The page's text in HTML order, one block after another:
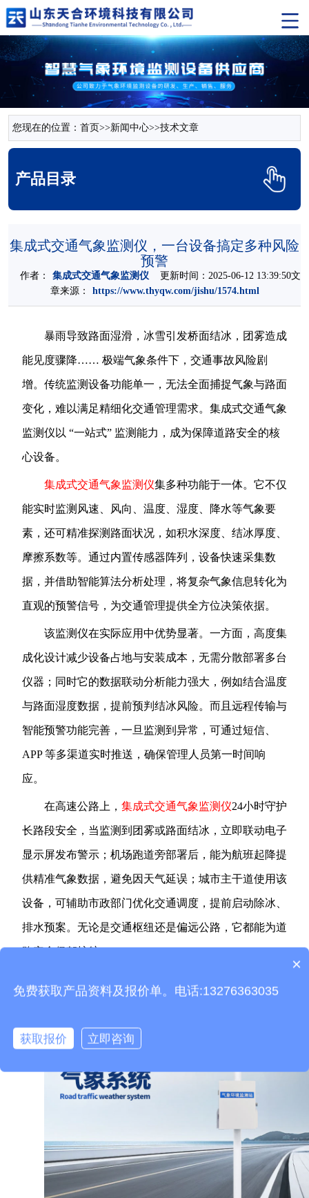
您现在的位置： 首页>>新闻中心>>技术文章
产品目录
集成式交通气象监测仪，一台设备搞定多种风险
预警
作者： 集成式交通气象监测仪更新时间：2025-06-12 13:39:50文
章来源：
https://www.thyqw.com/jishu/1574.html
暴雨导致路面湿滑，冰雪引发桥面结冰，团雾造成
能见度骤降…… 极端气象条件下，交通事故风险剧
增。传统监测设备功能单一，无法全面捕捉气象与路面
变化，难以满足精细化交通管理需求。集成式交通气象
监测仪以 “一站式” 监测能力，成为保障道路安全的核
心设备。
集成式交通气象监测仪集多种功能于一体。它不仅
能实时监测风速、风向、温度、湿度、降水等气象要
素，还可精准探测路面状况，如积水深度、结冰厚度、
摩擦系数等。通过内置传感器阵列，设备快速采集数
据，并借助智能算法分析处理，将复杂气象信息转化为
直观的预警信号，为交通管理提供全方位决策依据。
该监测仪在实际应用中优势显著。一方面，高度集
成化设计减少设备占地与安装成本，无需分散部署多台
仪器；同时它的数据联动分析能力强大，例如结合温度
与路面湿度数据，提前预判结冰风险。而且远程传输与
智能预警功能完善，一旦监测到异常，可通过短信、
APP 等多渠道实时推送，确保管理人员第一时间响
应。
在高速公路上， 集成式交通气象监测仪24小时守护
长路段安全，当监测到团雾或路面结冰，立即联动电子
显示屏发布警示；机场跑道旁部署后，能为航班起降提
供精准气象数据，避免因天气延误；城市主干道使用该
设备，可辅助市政部门优化交通调度，提前启动除冰、
排水预案。无论是交通枢纽还是偏远公路，它都能为道
路安全保驾护航。
产品包含安装吗？
×
免费获取产品资料及报价单。电话:13276363035
获取报价 立即咨询